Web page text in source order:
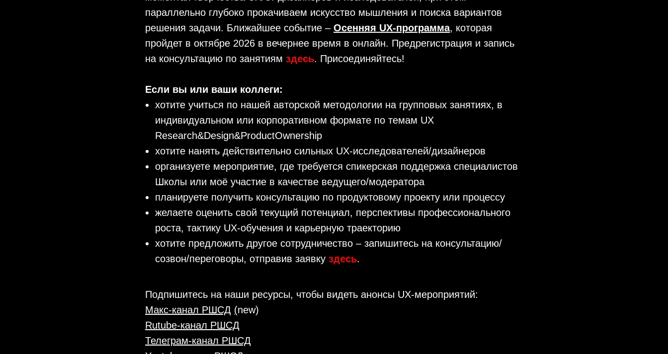
параллельно глубоко прокачиваем искусство мышления и поиска вариантов
решения задачи. Ближайшее событие – Осенняя UX-программа, которая
пройдет в октябре 2026 в вечернее время в онлайн. Предрегистрация и запись
на консультацию по занятиям здесь. Присоединяйтесь!
Если вы или ваши коллеги:
хотите учиться по нашей авторской методологии на групповых занятиях, в
индивидуальном или корпоративном формате по темам UX
Research&Design&ProductOwnership
хотите нанять действительно сильных UX-исследователей/дизайнеров
организуете мероприятие, где требуется спикерская поддержка специалистов
Школы или моё участие в качестве ведущего/модератора
планируете получить консультацию по продуктовому проекту или процессу
желаете оценить свой текущий потенциал, перспективы профессионального
роста, тактику UX-обучения и карьерную траекторию
хотите предложить другое сотрудничество – запишитесь на консультацию/
созвон/переговоры, отправив заявку здесь.
Подпишитесь на наши ресурсы, чтобы видеть анонсы UX-мероприятий:
Макс-канал РШСД (new)
Rutube-канал РШСД
Телеграм-канал РШСД